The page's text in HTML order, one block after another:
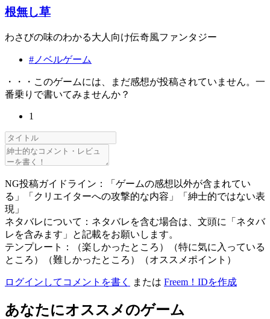
根無し草
わさびの味のわかる大人向け伝奇風ファンタジー
#ノベルゲーム
・・・このゲームには、まだ感想が投稿されていません。一
番乗りで書いてみませんか？
1
NG投稿ガイドライン：「ゲームの感想以外が含まれてい
る」「クリエイターへの攻撃的な内容」「紳士的ではない表
現」
ネタバレについて：ネタバレを含む場合は、文頭に「ネタバ
レを含みます」と記載をお願いします。
テンプレート：（楽しかったところ）（特に気に入っている
ところ）（難しかったところ）（オススメポイント）
ログインしてコメントを書く または Freem！IDを作成
あなたにオススメのゲーム